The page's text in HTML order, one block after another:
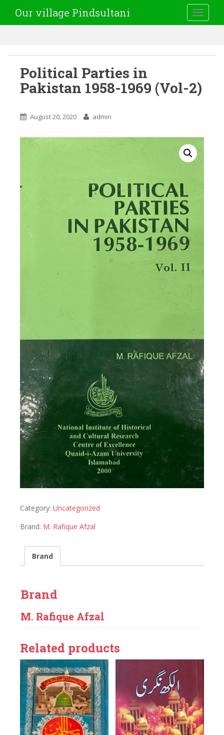
Our village Pindsultani
Political Parties in
Pakistan 1958-1969 (Vol-2)
August 20, 2020 admin
Category: Uncategorized
Brand: M. Rafique Afzal
Brand
Brand
M. Rafique Afzal
Related products